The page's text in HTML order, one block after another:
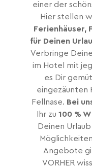
einer der
Hier stellen
Ferienhäuser,
für Deinen
Verbringe
im Hotel mit
es Dir
eingezäunten
Fellnase. Bei
Ihr zu100 %
Deinen
Angebote
VORHER